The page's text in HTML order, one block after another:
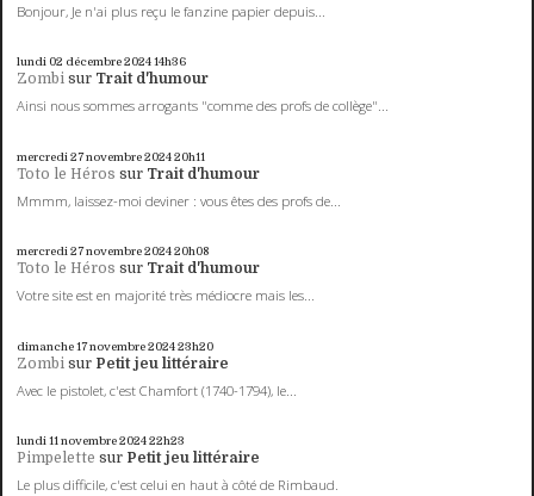
Bonjour, Je n'ai plus reçu le fanzine papier depuis...
lundi 02 décembre 202414h36
Zombi sur Trait d'humour
Ainsi nous sommes arrogants "comme des profs de collège"...
mercredi 27novembre 202420h11
Toto le Héros sur Trait d'humour
Mmmm, laissez-moi deviner : vous êtes des profs de...
mercredi 27novembre 202420h08
Toto le Héros sur Trait d'humour
Votre site est en majorité très médiocre mais les...
dimanche 17novembre 202423h20
Zombi sur Petit jeu littéraire
Avec le pistolet, c'est Chamfort (1740-1794), le...
lundi 11novembre 202422h23
Pimpelette sur Petit jeu littéraire
Le plus difficile, c'est celui en haut à côté de Rimbaud.